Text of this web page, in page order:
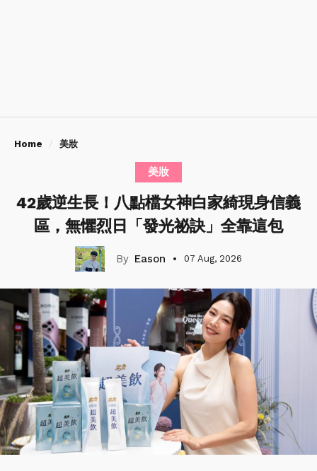
Home 美妝
美妝
42歲逆生長！八點檔女神白家綺現身信義
區，無懼烈日「發光祕訣」全靠這包
Eason 07 Aug, 2026